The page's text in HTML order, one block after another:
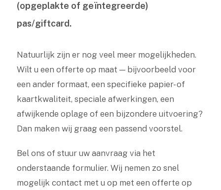
(opgeplakte of geïntegreerde)
pas/giftcard.
Natuurlijk zijn er nog veel meer mogelijkheden.
Wilt u een offerte op maat — bijvoorbeeld voor
een ander formaat, een specifieke papier- of
kaartkwaliteit, speciale afwerkingen, een
afwijkende oplage of een bijzondere uitvoering?
Dan maken wij graag een passend voorstel.
Bel ons of stuur uw aanvraag via het
onderstaande formulier. Wij nemen zo snel
mogelijk contact met u op met een offerte op